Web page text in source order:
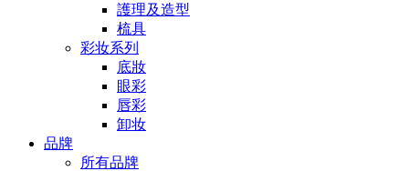
護理及造型
梳具
彩妆系列
底妝
眼彩
唇彩
卸妆
品牌
所有品牌